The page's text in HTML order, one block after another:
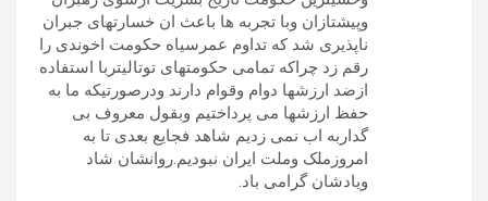
وپیشتازان وبا تجربه ها باعث ان خسارتهای جبران
ناپذیری شد که تداوم عمرسیاه حکومت اخوندی را
رقم زد چراکه تمامی حکومتهای توتالیتربا استفاده
ازضد ارزشها دوام وقوام دارند ودرصورتیکه ما به
حفظ ارزشها می پرداختیم وبقول معروف بی
گداربه اب نمی زدیم شاهد فجایع بعدی تا به
امروزملک وملت ایران نبودیم.روانشان شاد
ویادشان گرامی باد.